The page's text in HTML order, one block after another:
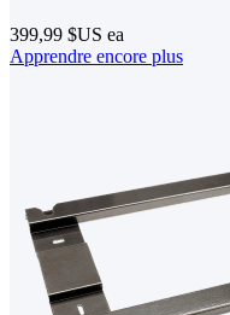
399,99 $US ea
Apprendre encore plus